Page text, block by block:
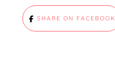
SHARE ON FACEBOOK